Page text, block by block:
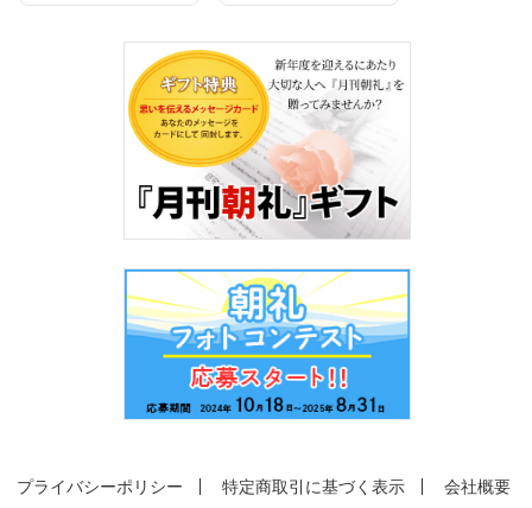
プライバシーポリシー 特定商取引に基づく表示 会社概要